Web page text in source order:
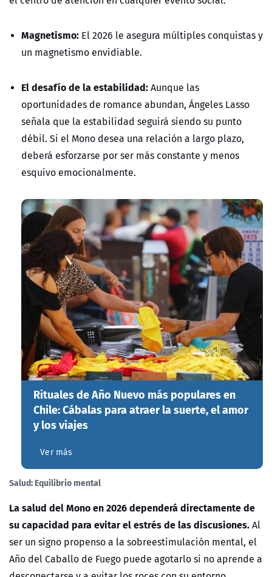
Magnetismo: El 2026 le asegura múltiples conquistas y
un magnetismo envidiable.
El desafío de la estabilidad:Aunque las
oportunidades de romance abundan, Ángeles Lasso
señala que la estabilidad seguirá siendo su punto
débil. Si el Mono desea una relación a largo plazo,
deberá esforzarse por ser más constante y menos
esquivo emocionalmente.
Rituales de Año Nuevo más populares en
Chile: Cábalas para atraer la suerte, el amor
y los viajes
Ver más
Salud: Equilibrio mental
La salud del Mono en 2026 dependerá directamente de
su capacidad para evitar el estrés de las discusiones.Al
ser un signo propenso a la sobreestimulación mental, el
Año del Caballo de Fuego puede agotarlo si no aprende a